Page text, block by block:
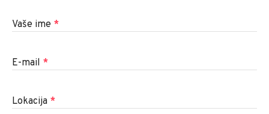
Vaše ime *
E-mail *
Lokacija *